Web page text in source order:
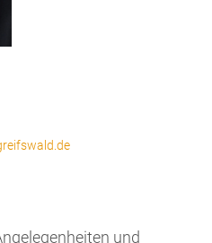
und